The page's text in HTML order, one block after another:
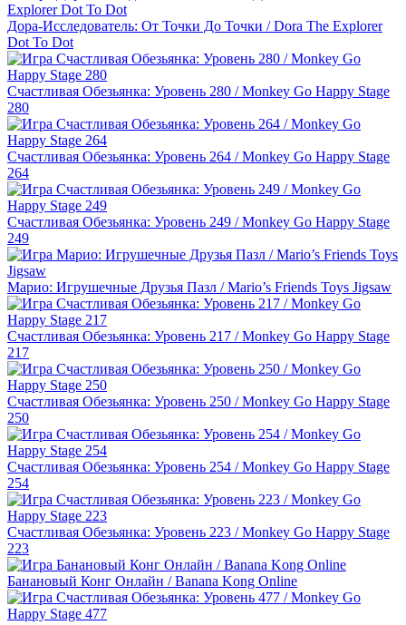
Дора-Исследователь: От Точки До Точки / Dora The Explorer
Dot To Dot
Счастливая Обезьянка: Уровень 280 / Monkey Go Happy Stage
280
Счастливая Обезьянка: Уровень 264 / Monkey Go Happy Stage
264
Счастливая Обезьянка: Уровень 249 / Monkey Go Happy Stage
249
Марио: Игрушечные Друзья Пазл / Mario’s Friends Toys Jigsaw
Счастливая Обезьянка: Уровень 217 / Monkey Go Happy Stage
217
Счастливая Обезьянка: Уровень 250 / Monkey Go Happy Stage
250
Счастливая Обезьянка: Уровень 254 / Monkey Go Happy Stage
254
Счастливая Обезьянка: Уровень 223 / Monkey Go Happy Stage
223
Банановый Конг Онлайн / Banana Kong Online